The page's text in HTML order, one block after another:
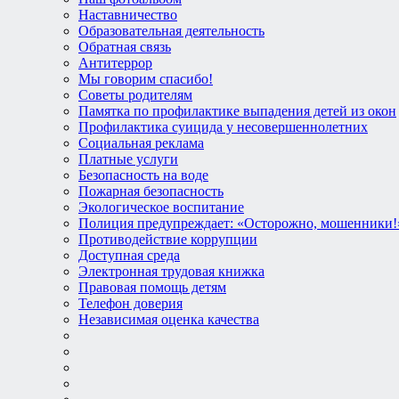
Наставничество
Образовательная деятельность
Обратная связь
Антитеррор
Мы говорим спасибо!
Советы родителям
Памятка по профилактике выпадения детей из окон
Профилактика суицида у несовершеннолетних
Социальная реклама
Платные услуги
Безопасность на воде
Пожарная безопасность
Экологическое воспитание
Полиция предупреждает: «Осторожно,
Противодействие коррупции
Доступная среда
Электронная трудовая книжка
Правовая помощь детям
Телефон доверия
Независимая оценка качества